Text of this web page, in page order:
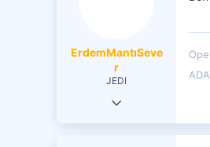
ErdemMantıSeve
r
JEDI
2 Eki 2023